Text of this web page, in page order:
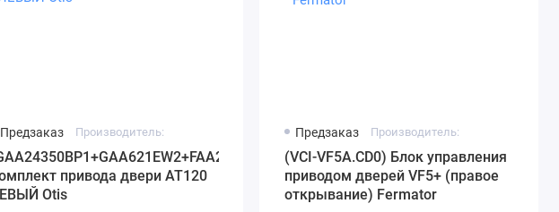
Предзаказ Производитель:
привода двери АТ120
Otis
Предзаказ Производитель:
(VCI-VF5A.CD0) Блок управления
приводом дверей VF5+ (правое
открывание) Fermator